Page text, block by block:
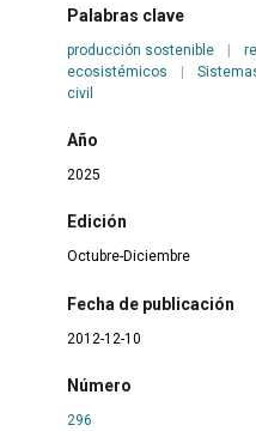
Palabras clave
producción sostenible |
ecosistémicos
|
civil
Año
2025
Edición
Octubre-Diciembre
Fecha de publicación
2012-12-10
Número
296